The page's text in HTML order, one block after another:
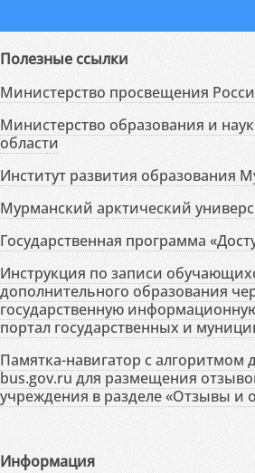
Полезные ссылки
Министерство просвещения
Министерство образования и
области
Институт развития образования
Мурманский арктический
Государственная программа
Инструкция по записи
дополнительного образования
государственную
портал государственных и
Памятка-навигатор с алгоритмом
bus.gov.ru для размещения
учреждения в разделе «Отзывы и
Информация